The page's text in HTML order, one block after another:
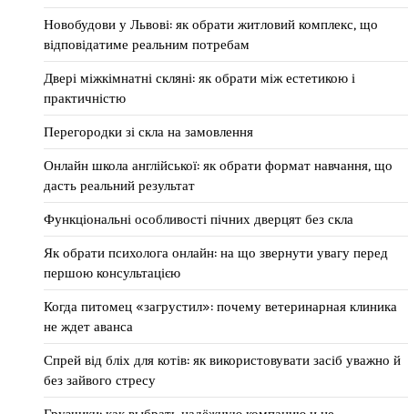
Новобудови у Львові: як обрати житловий комплекс, що
відповідатиме реальним потребам
Двері міжкімнатні скляні: як обрати між естетикою і
практичністю
Перегородки зі скла на замовлення
Онлайн школа англійської: як обрати формат навчання, що
дасть реальний результат
Функціональні особливості пічних дверцят без скла
Як обрати психолога онлайн: на що звернути увагу перед
першою консультацією
Когда питомец «загрустил»: почему ветеринарная клиника
не ждет аванса
Спрей від бліх для котів: як використовувати засіб уважно й
без зайвого стресу